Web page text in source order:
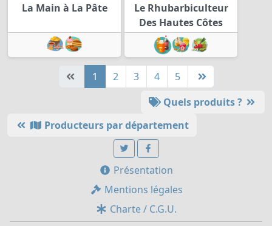
La Main à La Pâte
Le Rhubarbiculteur
Des Hautes Côtes
1 2 3 4
5
Quels produits ?
Producteurs par département
Présentation
Mentions légales
Charte / C.G.U.